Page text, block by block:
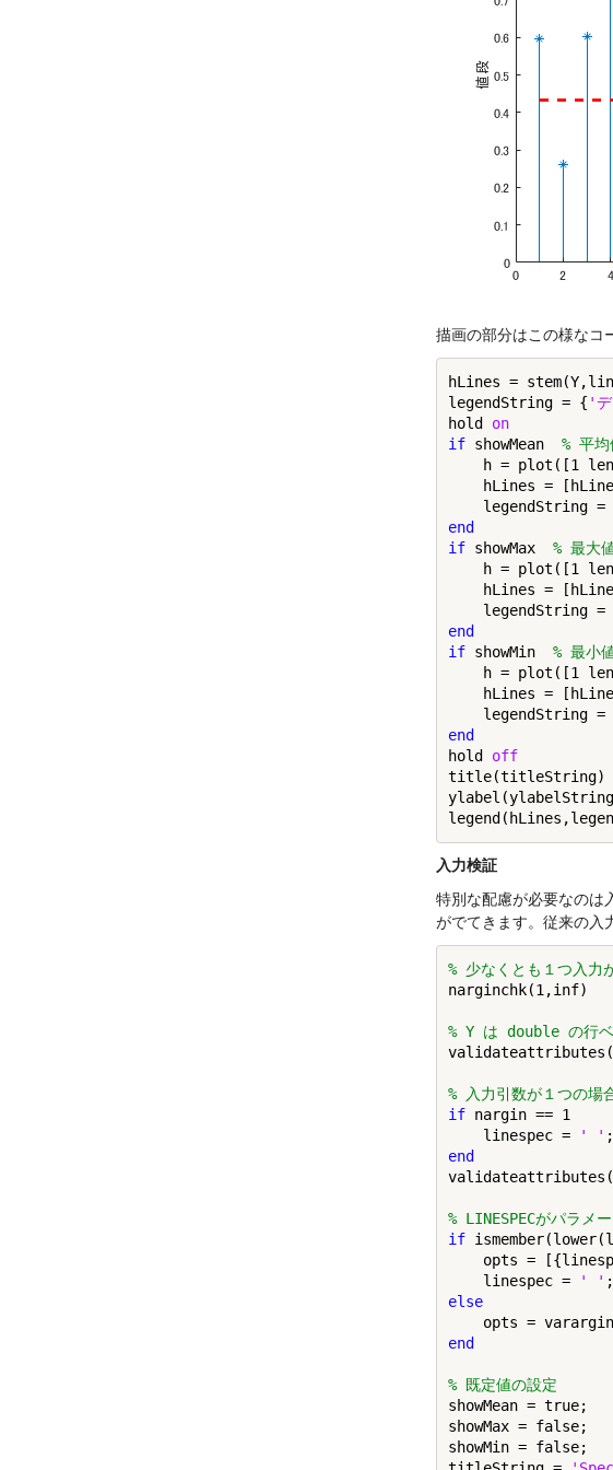
描画の部分はこの様なコ
hLines =
legendString = { '
hold on
if showMean % 平
h = plot([1
hLines =
legendString =
end
if showMax % 最大
h = plot([1
hLines =
legendString =
end
if showMin % 最小
h = plot([1
hLines =
legendString =
end
hold off
title(titleString)
入力検証
特別な配慮が必要なのは
がでてきます。従来の入
% 少なくとも１つ入力
narginchk(1,inf)
% Y は double の行ベ
% 入力引数が１つの場
if nargin == 1
    linespec =
' '
end
% LINESPECがパラメ
if
opts =
    linespec =
' '
else
end
% 既定値の設定
showMean = true;
showMax = false;
showMin = false;